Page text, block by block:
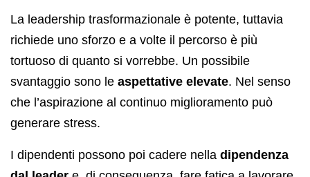
La leadership trasformazionale è potente, tuttavia
richiede uno sforzo e a volte il percorso è più
tortuoso di quanto si vorrebbe. Un possibile
svantaggio sono le aspettative elevate. Nel senso
che l’aspirazione al continuo miglioramento può
generare stress.
I dipendenti possono poi cadere nella dipendenza